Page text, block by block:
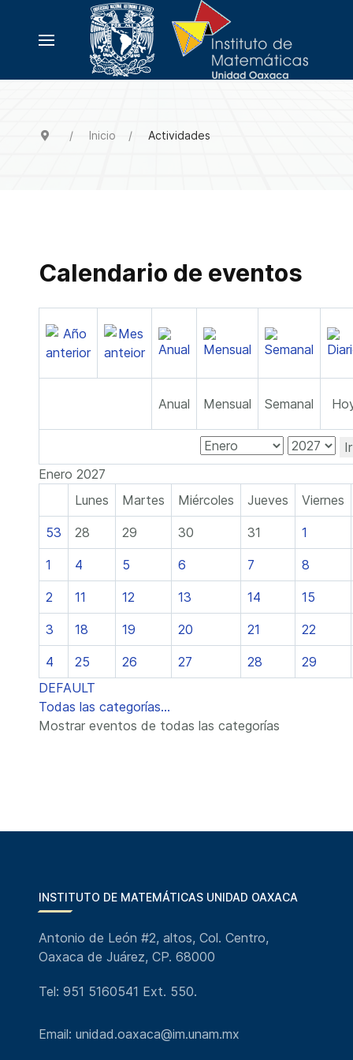
Inicio Actividades
Calendario de eventos
Anual Mensual Semanal
Enero 2027
Lunes
Martes Miércoles Jueves Viernes
53 28 29 30 31 1
1 4 5 6 7 8
2 11 12 13 14 15
3 18 19 20 21 22
4 25 26 27 28
29
DEFAULT
Todas las categorías...
Mostrar eventos de todas las categorías
INSTITUTO DE MATEMÁTICAS UNIDAD OAXACA
Antonio de León #2, altos, Col. Centro,
Oaxaca de Juárez, CP. 68000
Tel: 951 5160541 Ext. 550.
Email: unidad.oaxaca@im.unam.mx